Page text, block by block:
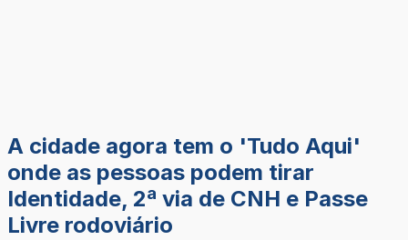
A cidade agora tem o 'Tudo Aqui'
onde as pessoas podem tirar
Identidade, 2ª via de CNH e Passe
Livre rodoviário